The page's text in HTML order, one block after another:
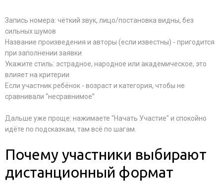
Запись номера: чёткий звук, лицо/постановка видны, без
сильных шумов
Название произведения и авторы (если известны) - пригодится
при заполнении заявки
Укажите стиль: эстрадное, народное или академическое, это
влияет на критерии
Если участник ребёнок - возраст и категория, чтобы не
сравнивали “несравнимое”
Дальше уже проще: нажимаете "Начать Участие" и спокойно
идёте по подсказкам, там всё по шагам.
Почему участники выбирают
дистанционный формат